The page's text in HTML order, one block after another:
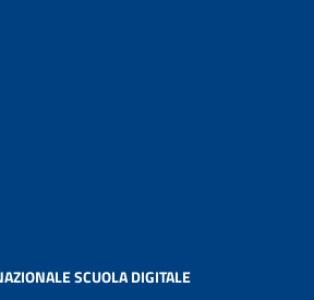
SCUOLA DIGITALE